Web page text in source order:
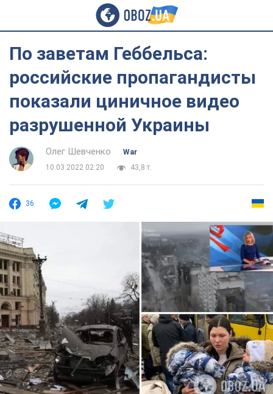
По заветам Геббельса:
российские пропагандисты
показали циничное видео
разрушенной Украины
Олег Шевченко
War
10.03.2022 02:20
43,8 т.
36